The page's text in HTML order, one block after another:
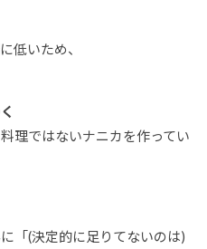
低いため、
理ではないナニカを作ってい
「(決定的に足りてないのは)